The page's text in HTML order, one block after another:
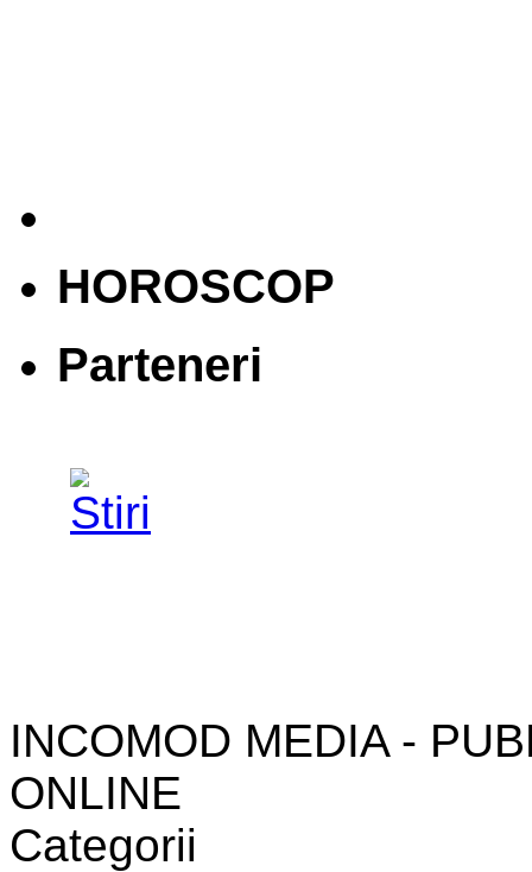
HOROSCOP
Parteneri
INCOMOD MEDIA -
ONLINE
Categorii